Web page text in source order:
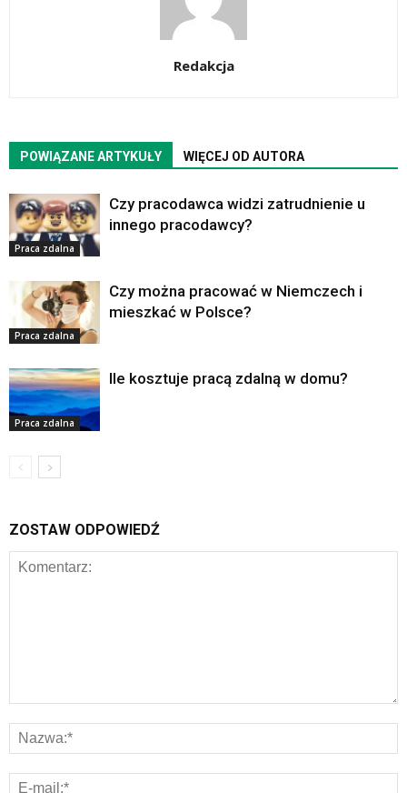
Redakcja
POWIĄZANE ARTYKUŁY WIĘCEJ OD AUTORA
Praca zdalna
Czy pracodawca widzi zatrudnienie u
innego pracodawcy?
Praca zdalna
Czy można pracować w Niemczech i
mieszkać w Polsce?
Praca zdalna
Ile kosztuje pracą zdalną w domu?
ZOSTAW ODPOWIEDŹ